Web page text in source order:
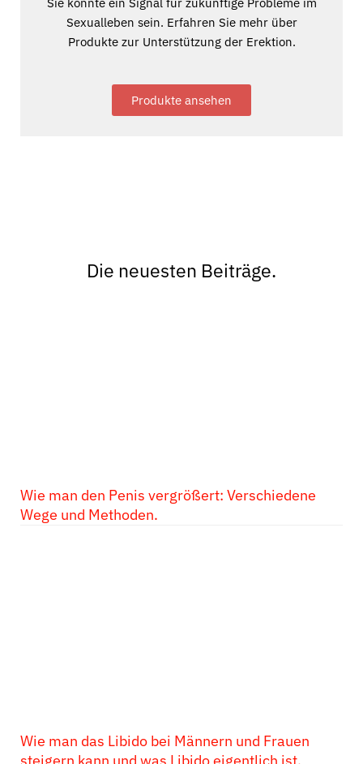
Sexualleben sein. Erfahren Sie mehr über
Produkte zur Unterstützung der Erektion.
Produkte ansehen
Die neuesten Beiträge.
Wie man den Penis vergrößert: Verschiedene
Wege und Methoden.
Wie man das Libido bei Männern und Frauen
steigern kann und was Libido eigentlich ist.